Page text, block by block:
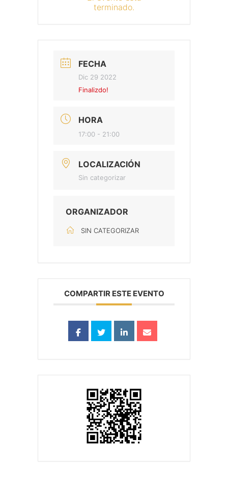
terminado.
FECHA
Dic 29 2022
Finalizdo!
HORA
17:00 - 21:00
LOCALIZACIÓN
Sin categorizar
ORGANIZADOR
SIN CATEGORIZAR
COMPARTIR ESTE EVENTO